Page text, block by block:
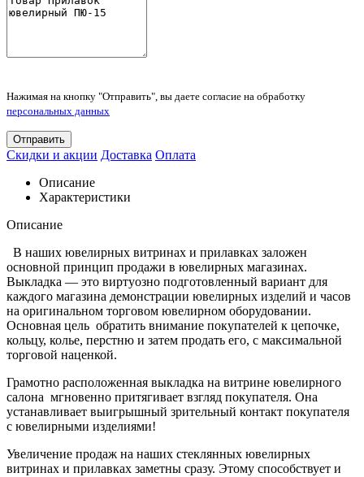
Нажимая на кнопку "Отправить", вы даете согласие на обработку
персональных данных
Отправить
Скидки и акции Доставка Оплата
Описание
Характеристики
Описание
В наших ювелирных витринах и прилавках заложен
основной принцип продажи в ювелирных магазинах.
Выкладка — это виртуозно подготовленный вариант для
каждого магази­на демонстрации ювелирных изделий и часов
на оригинальном торговом ювелирном оборудовании.
Основная цель обратить внимание покупателей к цепочке,
кольцу, колье, перстню и затем продать его, с максимальной
торговой наценкой.
Грамотно расположенная выкладка на витрине ювелирного
салона мгновенно притягивает взгляд покупателя. Она
устанавливает выигрышный зрительный контакт покупателя
с ювелирными изделиями!
Увеличение продаж на наших стеклянных ювелирных
витринах и прилавках заметны сразу. Этому способствует и